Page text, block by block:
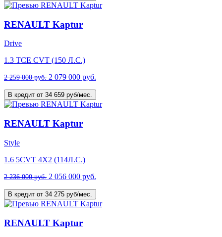
RENAULT Kaptur
Drive
1.3 TCE CVT (150 Л.С.)
2 259 000 руб. 2 079 000 руб.
В кредит от 34 659 руб/мес.
RENAULT Kaptur
Style
1.6 5CVT 4X2 (114Л.С.)
2 236 000 руб. 2 056 000 руб.
В кредит от 34 275 руб/мес.
RENAULT Kaptur